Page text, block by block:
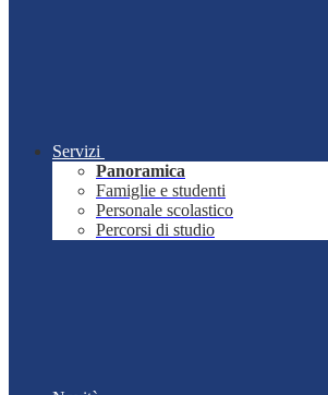
Servizi
Panoramica
Famiglie e studenti
Personale scolastico
Percorsi di studio